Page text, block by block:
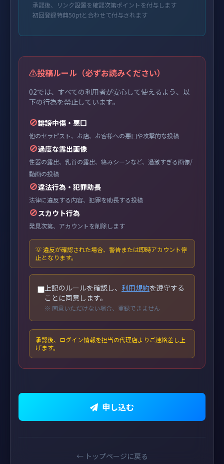
承認後、リンク設置を確認次第ポイントを付与します
初回登録特典50ptと合わせて付与されます
⚠️投稿ルール（必ずお読みください）
02では、すべての利用者が安心して使えるよう、以
下の行為を禁止しています。
🚫誹謗中傷・悪口
他のセラピスト、お店、お客様への悪口や攻撃的な投稿
🚫過度な露出画像
性器の露出、乳首の露出、絡みシーンなど、過激すぎる画像/
動画の投稿
🚫違法行為・犯罪助長
法律に違反する内容、犯罪を助長する投稿
🚫スカウト行為
発見次第、アカウントを削除します
💡 違反が確認された場合、警告または即時アカウント停
止となります。
上記のルールを確認し、 利用規約を遵守する
ことに同意します。
※ 同意いただけない場合、登録できません
承認後、ログイン情報を担当の代理店よりご連絡差し上
げます。
申し込む
← トップページに戻る